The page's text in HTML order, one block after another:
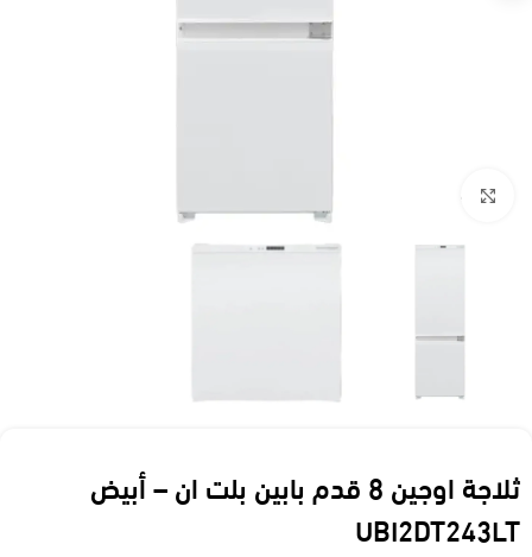
ثلاجة اوجين 8 قدم بابين بلت ان – أبيض
UBI2DT243LT